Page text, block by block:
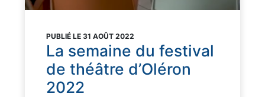
PUBLIÉ LE 31 AOÛT 2022
La semaine du festival
de théâtre d’Oléron
2022